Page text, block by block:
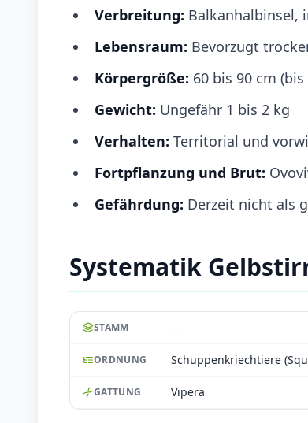
Verbreitung: Balkanhalbinsel,
Lebensraum: Bevorzugt
Körpergröße: 60 bis 90 cm
Gewicht: Ungefähr 1 bis 2 kg
Verhalten: Territorial und
Fortpflanzung und Brut:
Gefährdung: Derzeit nicht als
Systematik
STAMM --
ORDNUNG Schuppenkriechtiere
GATTUNG Vipera